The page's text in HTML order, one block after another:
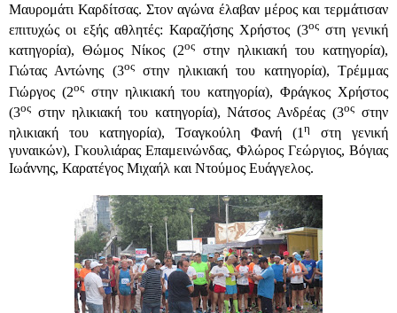
Μαυρομάτι Καρδίτσας.Στον αγώνα έλαβαν μέρος και τερμάτισαν
επιτυχώς οι εξής αθλητές: Καραζήσης Χρήστος (3οςστη γενική
κατηγορία), Θώμος Νίκος (2ος στην ηλικιακή του κατηγορία),
Γιώτας Αντώνης (3οςστην ηλικιακή του κατηγορία), Τρέμμας
Γιώργος (2οςστην ηλικιακή του κατηγορία), Φράγκος Χρήστος
(3ος στην ηλικιακή του κατηγορία), Νάτσος Ανδρέας (3ος στην
ηλικιακή του κατηγορία), Τσαγκούλη Φανή (1 η
στη γενική
γυναικών), Γκουλιάρας Επαμεινώνδας, Φλώρος Γεώργιος, Βόγιας
Ιωάννης, Καρατέγος Μιχαήλ και Ντούμος Ευάγγελος.